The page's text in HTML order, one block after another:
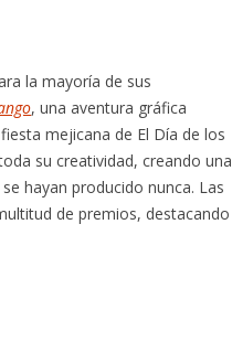
la mayoría de sus
, una aventura gráfica
mejicana de El Día de los
su creatividad, creando una
hayan producido nunca. Las
de premios, destacando